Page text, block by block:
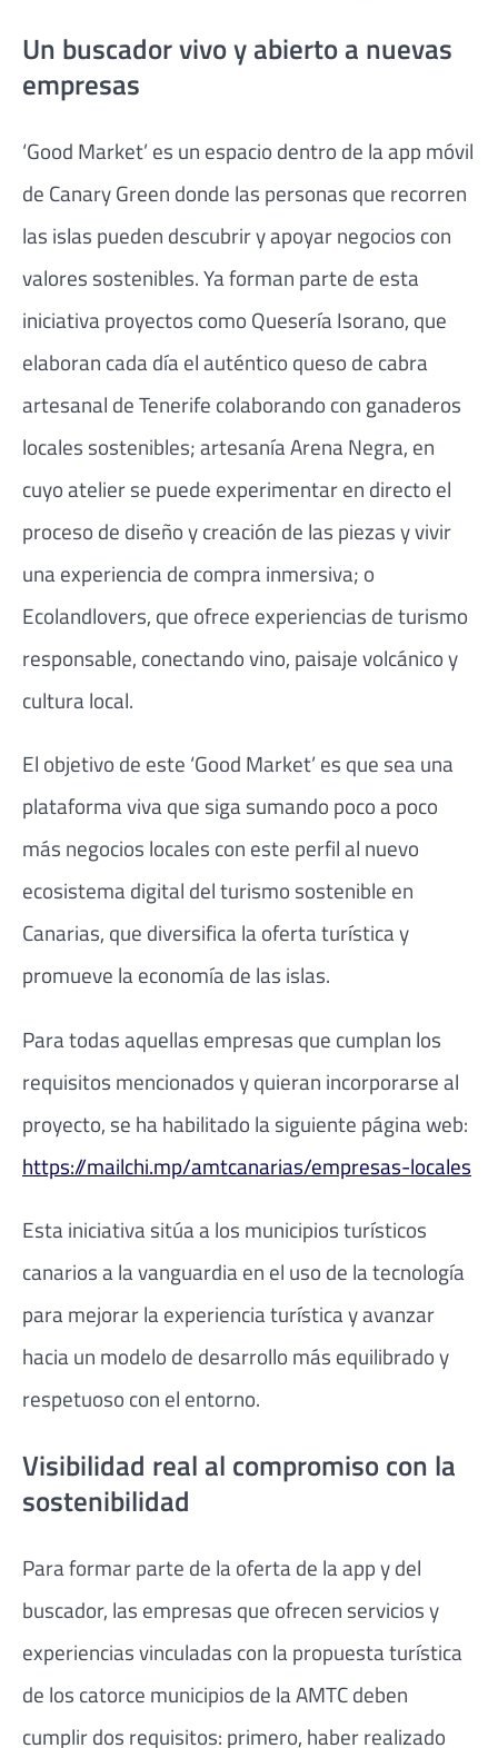
Un buscador vivo y abierto a nuevas
empresas
‘Good Market’ es un espacio dentro de la app móvil
de Canary Green donde las personas que recorren
las islas pueden descubrir y apoyar negocios con
valores sostenibles. Ya forman parte de esta
iniciativa proyectos como Quesería Isorano, que
elaboran cada día el auténtico queso de cabra
artesanal de Tenerife colaborando con ganaderos
locales sostenibles; artesanía Arena Negra, en
cuyo atelier se puede experimentar en directo el
proceso de diseño y creación de las piezas y vivir
una experiencia de compra inmersiva; o
Ecolandlovers, que ofrece experiencias de turismo
responsable, conectando vino, paisaje volcánico y
cultura local.
El objetivo de este ‘Good Market’ es que sea una
plataforma viva que siga sumando poco a poco
más negocios locales con este perfil al nuevo
ecosistema digital del turismo sostenible en
Canarias, que diversifica la oferta turística y
promueve la economía de las islas.
Para todas aquellas empresas que cumplan los
requisitos mencionados y quieran incorporarse al
proyecto, se ha habilitado la siguiente página web:
https://mailchi.mp/amtcanarias/empresas-locales
Esta iniciativa sitúa a los municipios turísticos
canarios a la vanguardia en el uso de la tecnología
para mejorar la experiencia turística y avanzar
hacia un modelo de desarrollo más equilibrado y
respetuoso con el entorno.
Visibilidad real al compromiso con la
sostenibilidad
Para formar parte de la oferta de la app y del
buscador, las empresas que ofrecen servicios y
experiencias vinculadas con la propuesta turística
de los catorce municipios de la AMTC deben
cumplir dos requisitos: primero, haber realizado